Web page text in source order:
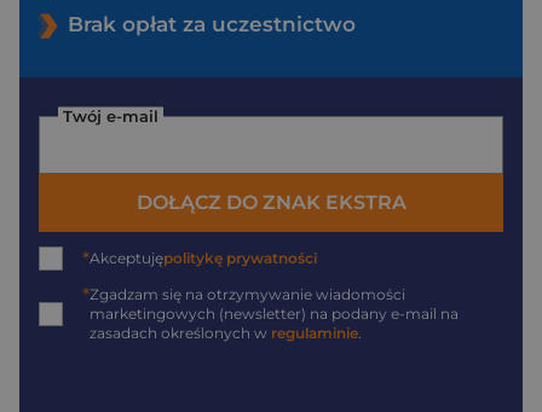
Brak opłat za uczestnictwo
Twój e-mail
DOŁĄCZ DO ZNAK EKSTRA
*Akceptujępolitykę prywatności
*Zgadzam się na otrzymywanie wiadomości
marketingowych (newsletter) na podany e-mail na
zasadach określonych w regulaminie